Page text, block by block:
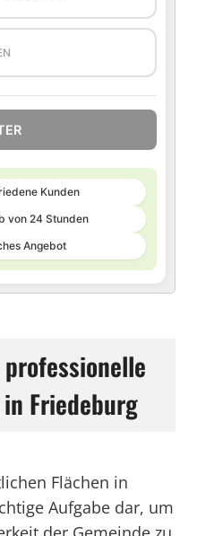
Kunden
von 24 Stunden
Angebot
Friedeburg
Flächen in
Aufgabe dar, um